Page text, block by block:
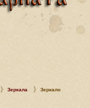
Зеркала Зеркало